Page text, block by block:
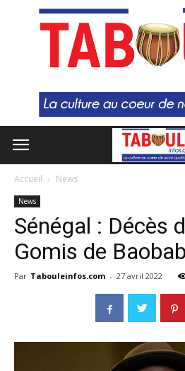
Accueil News
News
Sénégal : Décès
Gomis de
Par Tabouleinfos.com - 27 avril 2022